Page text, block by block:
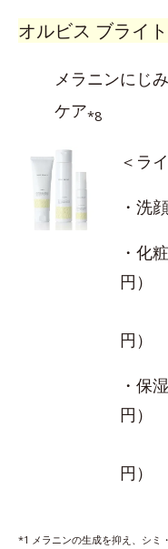
オルビス ブライ
メラニンにじみ
ケア*8
＜ラ
・洗
・化
円）
つ
円）
・保
円）
つ
円）
*1 メラニンの生成を抑え、シ